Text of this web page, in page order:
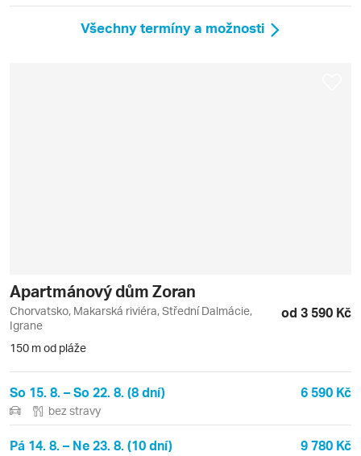
Všechny termíny a možnosti
Apartmánový dům Zoran
Chorvatsko, Makarská riviéra, Střední Dalmácie,
Igrane
od 3 590 Kč
150 m od pláže
So 15. 8. – So 22. 8. (8 dní) 6 590 Kč
bez stravy
Pá 14. 8. – Ne 23. 8. (10 dní) 9 780 Kč